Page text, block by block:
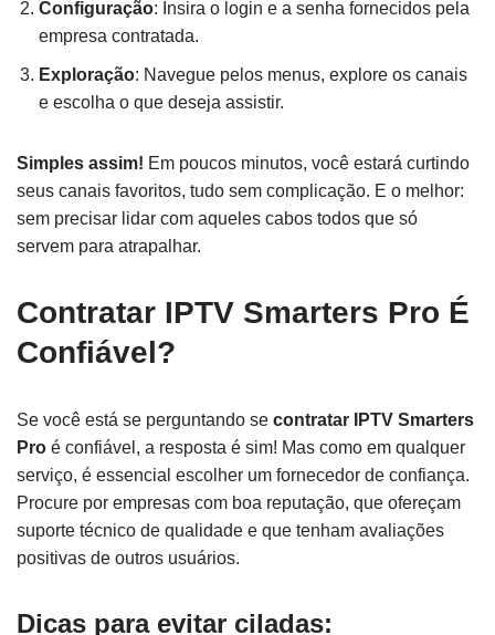
Configuração: Insira o login e a senha fornecidos pela
empresa contratada.
Exploração: Navegue pelos menus, explore os canais
e escolha o que deseja assistir.
Simples assim! Em poucos minutos, você estará curtindo
seus canais favoritos, tudo sem complicação. E o melhor:
sem precisar lidar com aqueles cabos todos que só
servem para atrapalhar.
Contratar IPTV Smarters Pro É
Confiável?
Se você está se perguntando se contratar IPTV Smarters
Pro é confiável, a resposta é sim! Mas como em qualquer
serviço, é essencial escolher um fornecedor de confiança.
Procure por empresas com boa reputação, que ofereçam
suporte técnico de qualidade e que tenham avaliações
positivas de outros usuários.
Dicas para evitar ciladas: